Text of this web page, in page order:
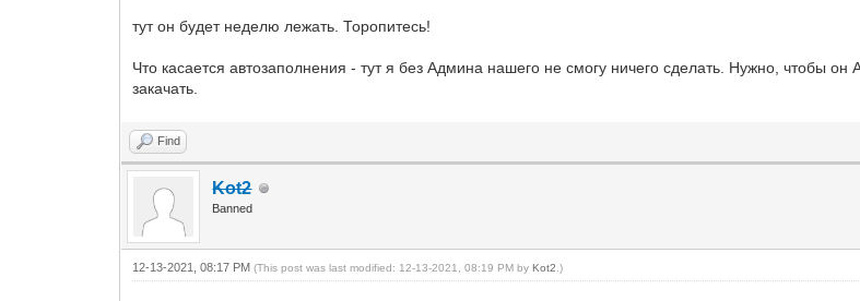
тут он будет неделю лежать. Торопитесь!
Что касается автозаполнения - тут я без Админа нашего не смогу ничего сделать. Нужно, чтобы
закачать.
Find
Kot2
Banned
12-13-2021, 08:17 PM(This post was last modified: 12-13-2021, 08:19 PM byKot2 .)